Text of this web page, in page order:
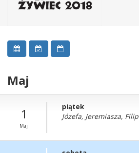
Maj
1
Maj
piątek
Józefa, Jeremiasza,